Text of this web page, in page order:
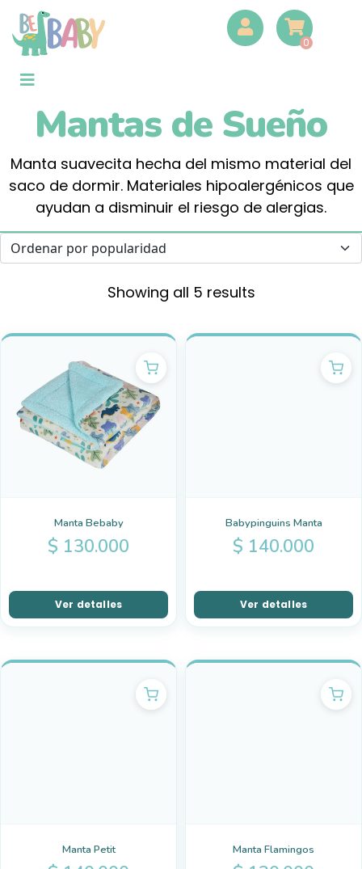
0
Mantas de Sueño
Manta suavecita hecha del mismo material del
saco de dormir. Materiales hipoalergénicos que
ayudan a disminuir el riesgo de alergias.
Showing all 5 results
Manta Bebaby
$ 130.000
Ver detalles
Babypinguins Manta
$ 140.000
Ver detalles
Manta Petit Manta Flamingos